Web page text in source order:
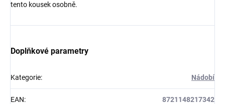
tento kousek osobně.
Doplňkové parametry
Kategorie: Nádobí
EAN: 8721148217342